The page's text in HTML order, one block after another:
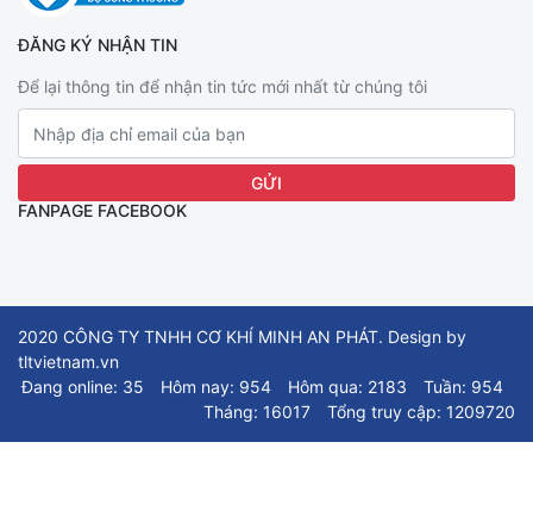
ĐĂNG KÝ NHẬN TIN
Để lại thông tin để nhận tin tức mới nhất từ chúng tôi
FANPAGE FACEBOOK
2020 CÔNG TY TNHH CƠ KHÍ MINH AN PHÁT. Design by
tltvietnam.vn
Đang online: 35
Hôm nay: 954 Hôm qua: 2183
Tuần: 954
Tháng: 16017
Tổng truy cập: 1209720